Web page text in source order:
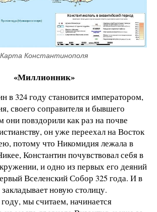
Карта Константинополя
«Миллионник»
в 324 году становится императором,
своего соправителя и бывшего
они повздорили как раз на почве
он уже переехал на Восток
потому что Никомидия лежала в
Константин почувствовал себя в
и одно из первых его деяний
Вселенский Собор 325 года. И в
новую столицу.
мы считаем, начинается